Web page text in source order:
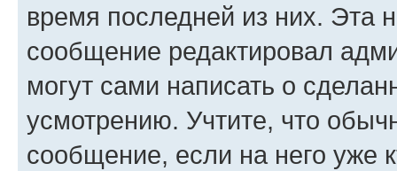
время последней из них. Эта
сообщение редактировал
могут сами написать о
усмотрению. Учтите, что
сообщение, если на него уже